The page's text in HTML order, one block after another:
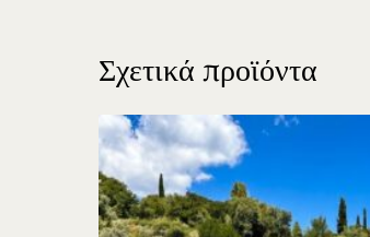
Σχετικά προϊόντα
Trident Boats | Νυδρί, Λευκάδα